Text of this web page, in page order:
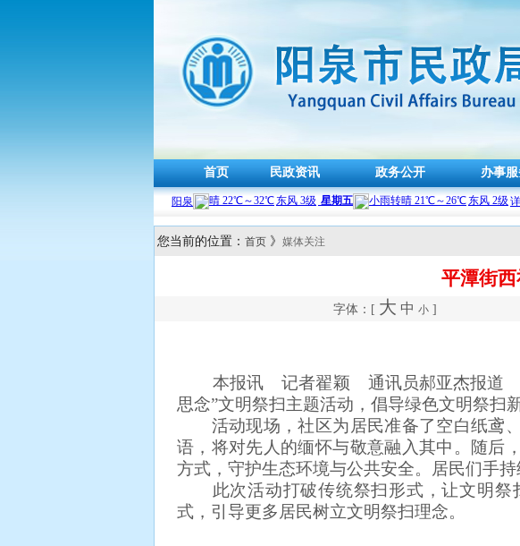
首页 民政资讯 政务公开 办事
您当前的位置： 首页 》 媒体关注
平潭街
字体：[ 大 中 小 ]
本报讯 记者翟颖 通讯员郝亚杰报道 4月
思念”文明祭扫主题活动，倡导绿色文明祭扫
活动现场，社区为居民准备了空白纸鸢、
语，将对先人的缅怀与敬意融入其中。随后
方式，守护生态环境与公共安全。居民们手持
此次活动打破传统祭扫形式，让文明祭
式，引导更多居民树立文明祭扫理念。